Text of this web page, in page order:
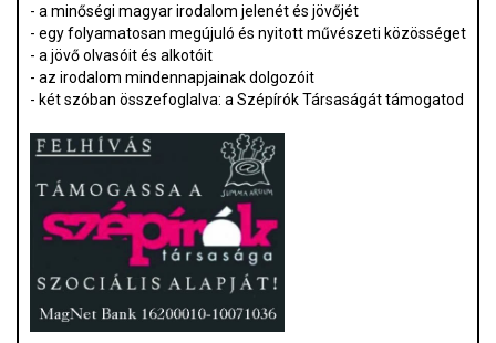
- a minőségi magyar irodalom jelenét és jövőjét
- egy folyamatosan megújuló és nyitott művészeti közösséget
- a jövő olvasóit és alkotóit
- az irodalom mindennapjainak dolgozóit
- két szóban összefoglalva: a Szépírók Társaságát támogatod